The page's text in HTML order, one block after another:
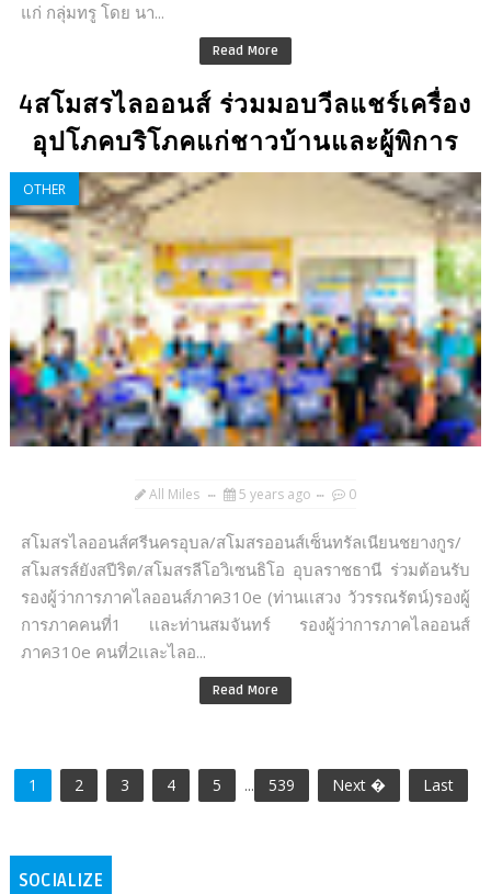
แก่ กลุ่มทรู โดย นา...
Read More
4สโมสรไลออนส์ ร่วมมอบวีลแชร์เครื่อง
อุปโภคบริโภคแก่ชาวบ้านและผู้พิการ
OTHER
All Miles 5 years ago 0
สโมสรไลออนส์ศรีนครอุบล/สโมสรออนส์เซ็นทรัลเนียนชยางกูร/
สโมสรส์ยังสปีริต/สโมสรลีโอวิเซนธิโอ อุบลราชธานี ร่วมต้อนรับ
รองผู้ว่าการภาคไลออนส์ภาค310e (ท่านเเสวง วัวรรณรัตน์)รองผู้
การภาคคนที่1 เเละท่านสมจันทร์ รองผู้ว่าการภาคไลออนส์
ภาค310e คนที่2เเละไลอ...
Read More
1 2 3 4 5 ... 539 Next � Last
SOCIALIZE